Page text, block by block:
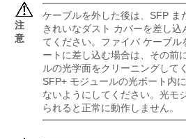
注
意
ケーブルを外した後は、SFP ま
きれいなダスト カバーを差し込
てください。ファイバ ケーブル
ートに差し込む場合は、その前
ルの光学面をクリーニングして
SFP+ モジュールの光ポート内
ないようにしてください。光モ
られると正常に動作しません。